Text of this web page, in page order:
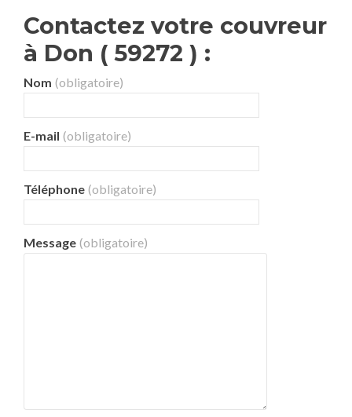
Contactez votre couvreur
à Don ( 59272 ) :
Nom (obligatoire)
E-mail (obligatoire)
Téléphone (obligatoire)
Message (obligatoire)